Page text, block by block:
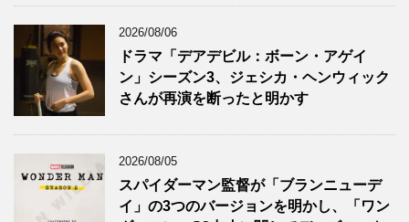
2026/08/06
ドラマ「デアデビル：ボーン・アゲイ
ン」シーズン3、ジェシカ・ヘンウィック
さんが再演を断ったと明かす
2026/08/05
スパイダーマン監督が「ブランニューデ
イ」の3つのバージョンを明かし、「ワン